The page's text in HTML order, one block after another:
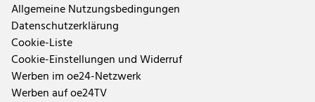
Allgemeine Nutzungsbedingungen
Datenschutzerklärung
Cookie-Liste
Cookie-Einstellungen und Widerruf
Werben im oe24-Netzwerk
Werben auf oe24TV